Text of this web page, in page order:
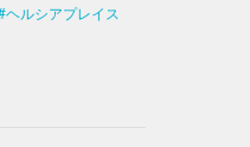
ヘルシアプレイス